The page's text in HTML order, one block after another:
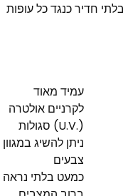
חדיר כנגד כל עופות
עמיד מאוד
לקרניים אולטרה
סגולות (U.V.)
ניתן להשיג במגוון
צבעים
כמעט בלתי נראה